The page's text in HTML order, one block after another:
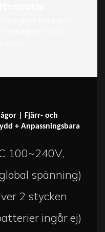
| Fjärr- och
+ Anpassningsbara
100~240V,
spänning)
2 stycken
ingår ej)